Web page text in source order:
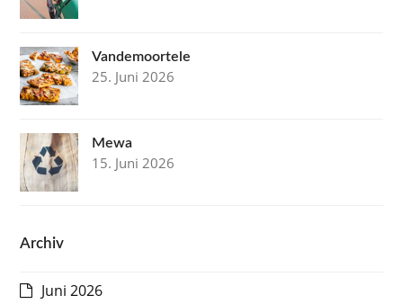
Vandemoortele
25. Juni 2026
Mewa
15. Juni 2026
Archiv
Juni 2026